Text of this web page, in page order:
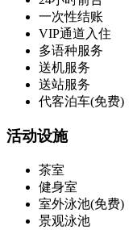
一次性结账
VIP通道入住
多语种服务
送机服务
送站服务
代客泊车(免费)
活动设施
茶室
健身室
室外泳池(免费)
景观泳池